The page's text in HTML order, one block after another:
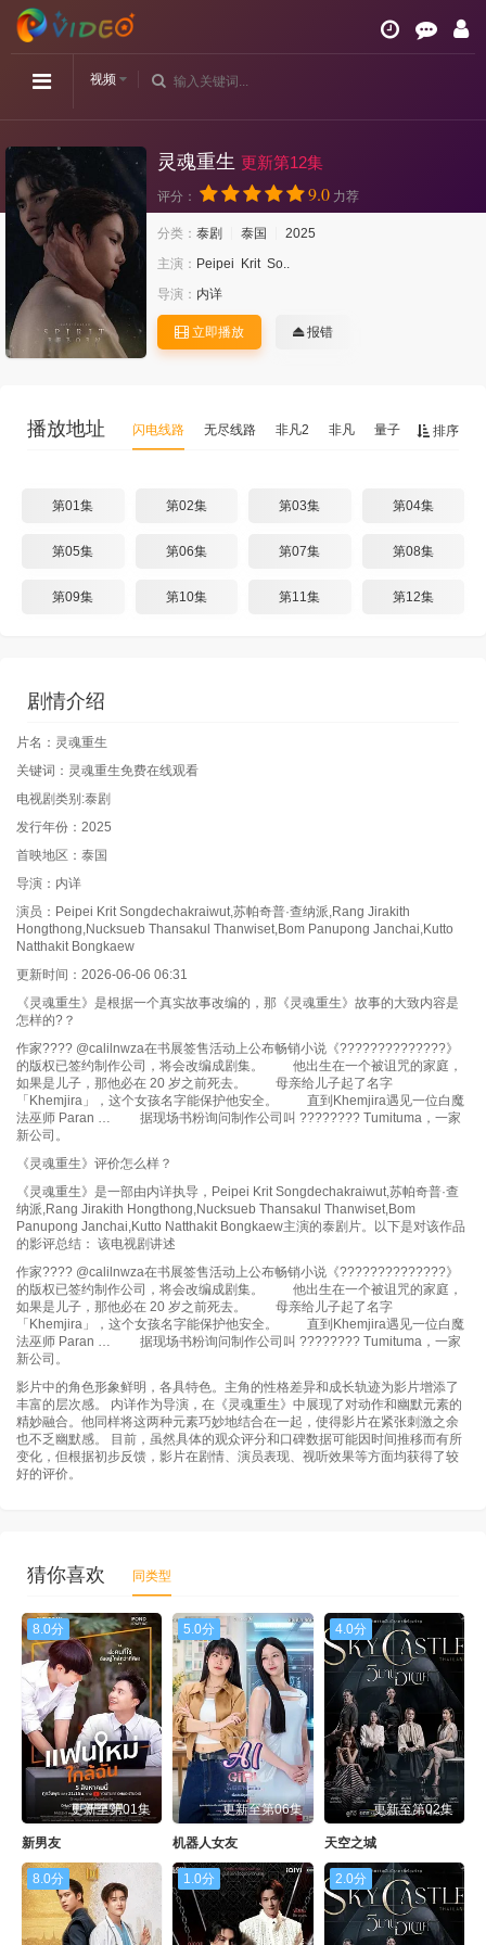
视频
灵魂重生 更新第12集
评分： 9.0 力荐
分类： 泰剧 泰国
2025
主演： Peipei Krit So..
导演： 内详
立即播放 报错
排序
播放地址 闪电线路 无尽线路 非凡2 非凡 量子
第01集 第02集 第03集 第04集
第05集 第06集 第07集 第08集
第09集 第10集 第11集 第12集
剧情介绍
片名：灵魂重生
关键词：灵魂重生免费在线观看
电视剧类别:泰剧
发行年份：2025
首映地区：泰国
导演：内详
演员：Peipei Krit Songdechakraiwut,苏帕奇普·查纳派,Rang Jirakith
Hongthong,Nucksueb Thansakul Thanwiset,Bom Panupong Janchai,Kutto
Natthakit Bongkaew
更新时间：2026-06-06 06:31
《灵魂重生》是根据一个真实故事改编的，那《灵魂重生》故事的大致内容是
怎样的?？
作家???? @calilnwza在书展签售活动上公布畅销小说《??????????????》
的版权已签约制作公司，将会改编成剧集。 他出生在一个被诅咒的家庭，
如果是儿子，那他必在 20 岁之前死去。 母亲给儿子起了名字
「Khemjira」，这个女孩名字能保护他安全。 直到Khemjira遇见一位白魔
法巫师 Paran … 据现场书粉询问制作公司叫 ???????? Tumituma，一家
新公司。
《灵魂重生》评价怎么样？
《灵魂重生》是一部由内详执导，Peipei Krit Songdechakraiwut,苏帕奇普·查
纳派,Rang Jirakith Hongthong,Nucksueb Thansakul Thanwiset,Bom
Panupong Janchai,Kutto Natthakit Bongkaew主演的泰剧片。以下是对该作品
的影评总结： 该电视剧讲述
作家???? @calilnwza在书展签售活动上公布畅销小说《??????????????》
的版权已签约制作公司，将会改编成剧集。 他出生在一个被诅咒的家庭，
如果是儿子，那他必在 20 岁之前死去。 母亲给儿子起了名字
「Khemjira」，这个女孩名字能保护他安全。 直到Khemjira遇见一位白魔
法巫师 Paran … 据现场书粉询问制作公司叫 ???????? Tumituma，一家
新公司。
影片中的角色形象鲜明，各具特色。主角的性格差异和成长轨迹为影片增添了
丰富的层次感。 内详作为导演，在《灵魂重生》中展现了对动作和幽默元素的
精妙融合。他同样将这两种元素巧妙地结合在一起，使得影片在紧张刺激之余
也不乏幽默感。 目前，虽然具体的观众评分和口碑数据可能因时间推移而有所
变化，但根据初步反馈，影片在剧情、演员表现、视听效果等方面均获得了较
好的评价。
猜你喜欢 同类型
8.0分
更新至第01集
新男友
5.0分
更新至第06集
机器人女友
4.0分
更新至第02集
天空之城
8.0分 1.0分 2.0分